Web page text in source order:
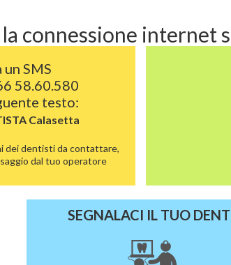
connessione internet
un SMS
58.60.580
testo:
Calasetta
dei dentisti da contattare,
dal tuo operatore
SEGNALACI IL TUO